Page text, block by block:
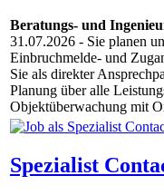
Beratungs- und
31.07.2026 - Sie planen
Einbruchmelde- und
Sie als direkter
Planung über alle
Objektüberwachung mit
Spezialist